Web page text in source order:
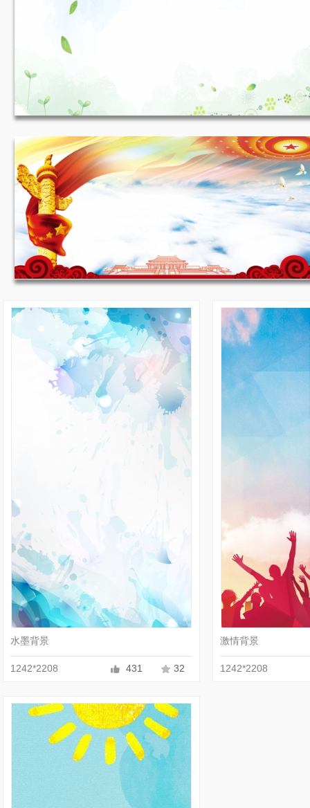
淡淡简约白色背景 1920*695
水墨背景
1242*2208 431 32
收藏
激情背景
1242*2208
JPG
收藏